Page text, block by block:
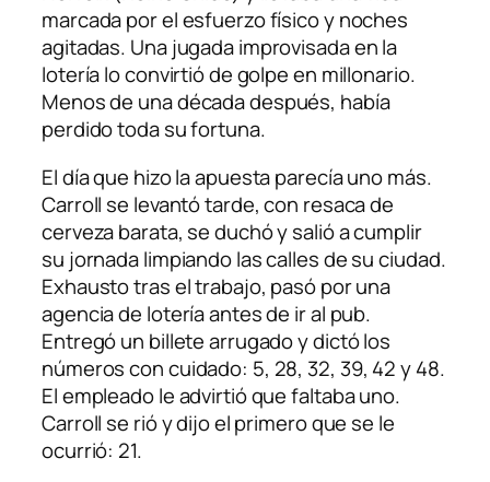
marcada por el esfuerzo físico y noches
agitadas. Una jugada improvisada en la
lotería lo convirtió de golpe en millonario.
Menos de una década después, había
perdido toda su fortuna.
El día que hizo la apuesta parecía uno más.
Carroll se levantó tarde, con resaca de
cerveza barata, se duchó y salió a cumplir
su jornada limpiando las calles de su ciudad.
Exhausto tras el trabajo, pasó por una
agencia de lotería antes de ir al pub.
Entregó un billete arrugado y dictó los
números con cuidado: 5, 28, 32, 39, 42 y 48.
El empleado le advirtió que faltaba uno.
Carroll se rió y dijo el primero que se le
ocurrió: 21.